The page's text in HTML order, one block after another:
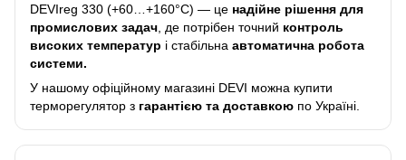
DEVIreg 330 (+60…+160°C) — це надійне рішення для
промислових задач , де потрібен точний контроль
високих температур і стабільна автоматична робота
системи.
У нашому офіційному магазині DEVI можна купити
терморегулятор з гарантією та доставкою по Україні.